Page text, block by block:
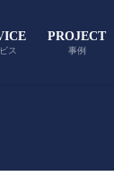
ス
PROJECT
事例